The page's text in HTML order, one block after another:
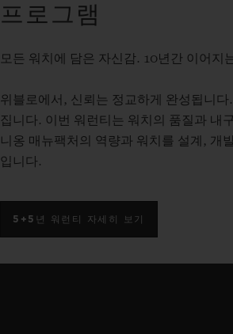
프로그램
모든 워치에 담은 자신감. 10년간 이어지
위블로에서, 신뢰는 정교하게 완성됩니
집니다. 이번 워런티는 워치의 품질과 내
니옹 매뉴팩처의 역량과 워치를 설계, 개
입니다.
5+5년 워런티 자세히 보기